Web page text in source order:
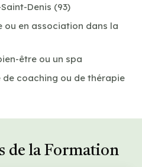
Denis (93)
ou en association dans la
être ou un spa
coaching ou de thérapie
de la Formation